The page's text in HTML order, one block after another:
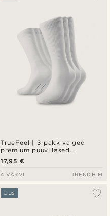
TrueFeel | 3-pakk valged
premium puuvillased
tennisesokid
17,95 €
4 VÄRVI TRENDHIM
Uus